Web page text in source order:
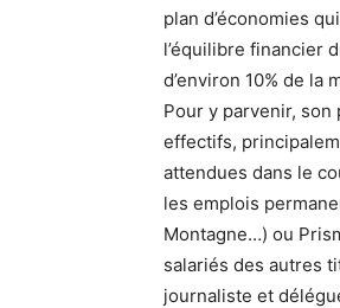
plan d’économies
l’équilibre financier
d’environ 10% de la
Pour y parvenir,
effectifs,
attendues dans le
les emplois
Montagne…) ou
salariés des autres
journaliste et